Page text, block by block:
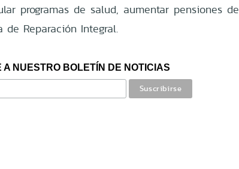
programas de salud, aumentar pensiones de
Reparación Integral.
A NUESTRO BOLETÍN DE NOTICIAS